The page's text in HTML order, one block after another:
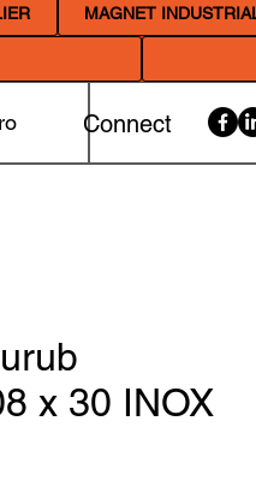
MAGNET
Connect
x 30 INOX